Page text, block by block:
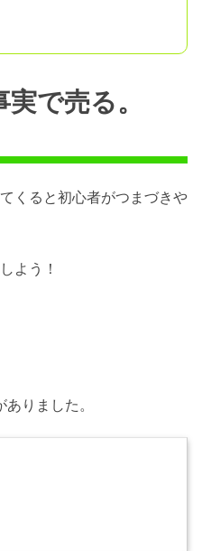
で売る。
くると初心者がつまづきや
よう！
りました。